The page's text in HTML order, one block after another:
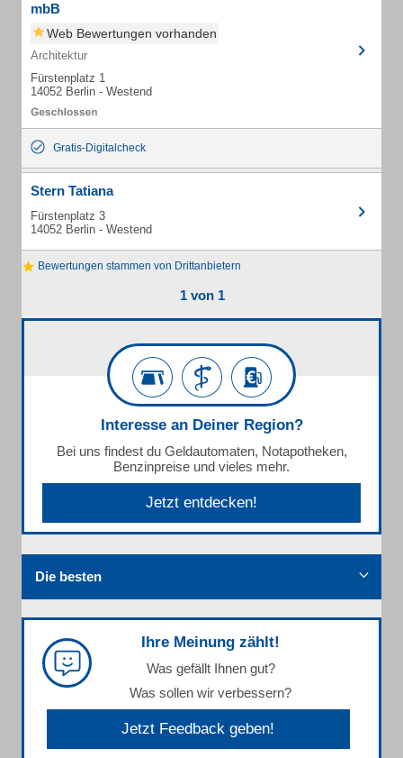
mbB
Web Bewertungen vorhanden
Architektur
Fürstenplatz 1
14052 Berlin - Westend
Gratis-Digitalcheck
Stern Tatiana
Fürstenplatz 3
14052 Berlin - Westend
Bewertungen stammen von Drittanbietern
1 von 1
Interesse an Deiner Region?
Bei uns findest du Geldautomaten, Notapotheken,
Benzinpreise und vieles mehr.
Jetzt entdecken!
Die besten
Ihre Meinung zählt!
Was gefällt Ihnen gut?
Was sollen wir verbessern?
Jetzt Feedback geben!